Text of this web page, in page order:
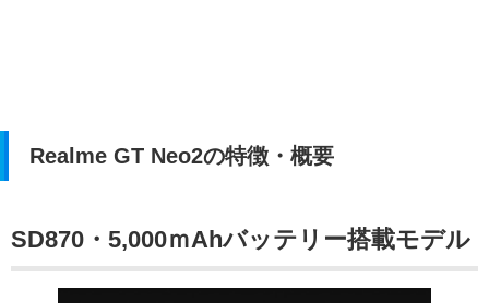
Realme GT Neo2の特徴・概要
SD870・5,000ｍAhバッテリー搭載モデル